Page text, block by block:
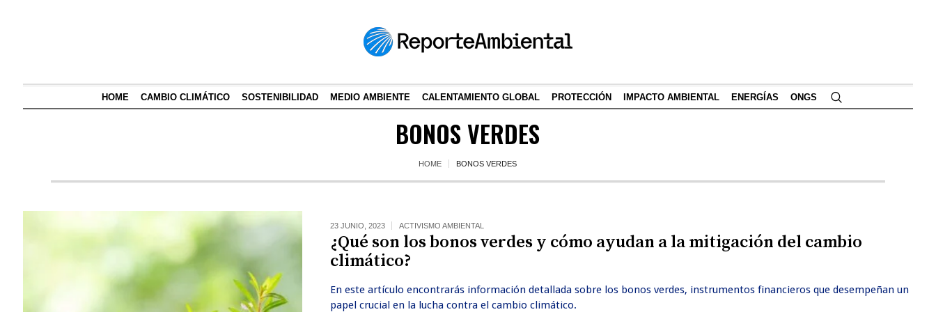
HOME CAMBIO CLIMÁTICO SOSTENIBILIDAD MEDIO AMBIENTE CALENTAMIENTO GLOBAL PROTECCIÓN IMPACTO AMBIENTAL ENERGÍAS ONGS
BONOS VERDES
HOME BONOS VERDES
23 JUNIO, 2023 ACTIVISMO AMBIENTAL
¿Qué son los bonos verdes y cómo ayudan a la mitigación del cambio
climático?
En este artículo encontrarás información detallada sobre los bonos verdes, instrumentos financieros que desempeñan un
papel crucial en la lucha contra el cambio climático.